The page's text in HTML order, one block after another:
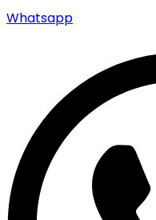
Whatsapp